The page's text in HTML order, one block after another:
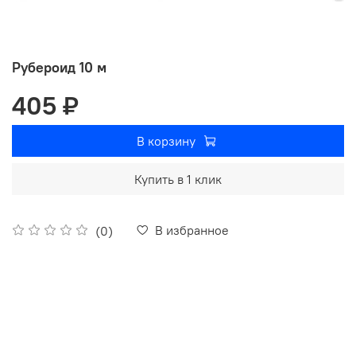
Рубероид 10 м
(0) В избранное
405 ₽
В корзину
Купить в 1 клик